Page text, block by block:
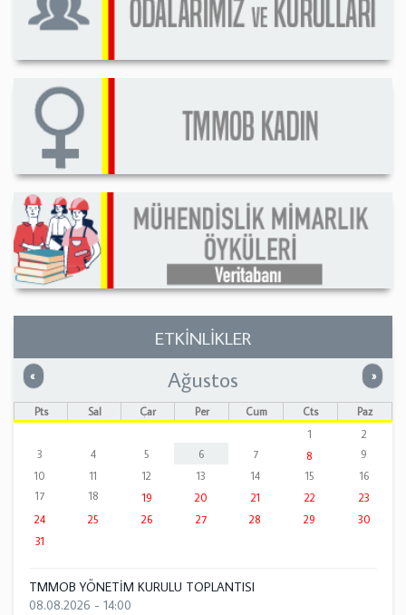
ETKİNLİKLER
« Önceki »
Ağustos
Pts Sal Çar Per Cum Cts
Paz
1
2
3
4 5 6 7 8
9
10
11 12 13 14 15
16
17
18 19 20 21 22
23
24
25 26 27 28 29
30
31
TMMOB YÖNETİM KURULU TOPLANTISI
08.08.2026 - 14:00